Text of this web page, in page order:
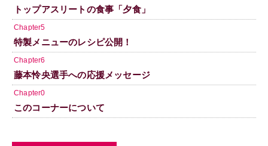
トップアスリートの食事「夕食」
Chapter5
特製メニューのレシピ公開！
Chapter6
藤本怜央選手への応援メッセージ
Chapter0
このコーナーについて